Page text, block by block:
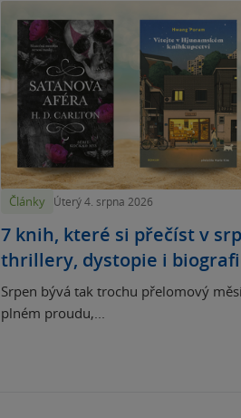
Články Úterý 4. srpna 2026
7 knih, které si přečíst v
thrillery, dystopie i
Srpen bývá tak trochu přelomový
plném proudu,...